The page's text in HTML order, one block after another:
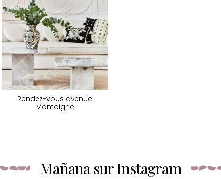
Rendez-vous avenue
Montaigne
Mañana sur Instagram